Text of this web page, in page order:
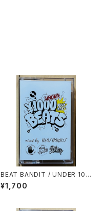
BEAT BANDIT / UNDER 100
0YEN BEATS(60 MINUTES
OF CHEAPNESS)
¥1,700